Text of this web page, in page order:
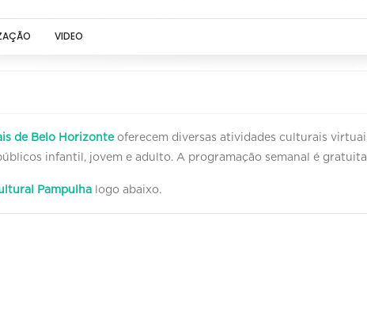
VIDEO
de Belo Horizonteoferecem diversas atividades culturais
infantil, jovem e adulto. A programação semanal é
Pampulha logo abaixo.